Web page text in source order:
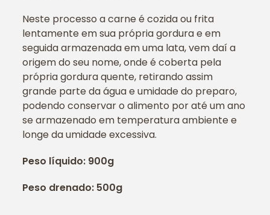
Neste processo a carne é cozida ou frita
lentamente em sua própria gordura e em
seguida armazenada em uma lata, vem daí a
origem do seu nome, onde é coberta pela
própria gordura quente, retirando assim
grande parte da água e umidade do preparo,
podendo conservar o alimento por até um ano
se armazenado em temperatura ambiente e
longe da umidade excessiva.
Peso líquido: 900g
Peso drenado: 500g